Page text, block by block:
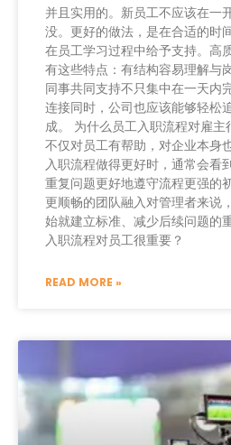
并且实用的。新员工不应该在一
没。更好的做法，是在合适的时
在员工学习过程中给予支持。高
有这些特点：有结构容易理解与
同事共同支持不只集中在一天内
连接同时，公司也应该能够轻松
成。 为什么员工入职流程对雇
不仅对员工有帮助，对企业本身
入职流程做得更好时，通常会看
重复问题更好地遵守流程更强的
更顺畅的团队融入对管理者来说
始就建立标准、减少后续问题的
入职流程对员工很重要？
READ MORE »